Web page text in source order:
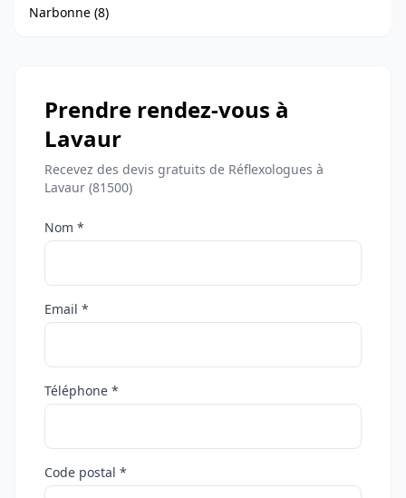
Narbonne (8)
Prendre rendez-vous à
Lavaur
Recevez des devis gratuits de Réflexologues à
Lavaur (81500)
Nom *
Email *
Téléphone *
Code postal *